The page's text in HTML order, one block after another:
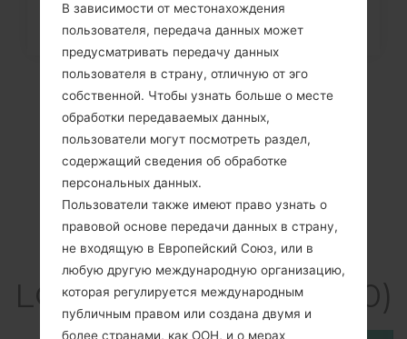
Видео
LGKP4000(LGKP4000)
В зависимости от местонахождения
пользователя, передача данных может
предусматривать передачу данных
пользователя в страну, отличную от эго
собственной. Чтобы узнать больше о месте
обработки передаваемых данных,
пользователи могут посмотреть раздел,
содержащий сведения об обработке
персональных данных.
Пользователи также имеют право узнать о
правовой основе передачи данных в страну,
не входящую в Европейский Союз, или в
любую другую международную организацию,
которая регулируется международным
публичным правом или создана двумя и
более странами, как ООН, и о мерах